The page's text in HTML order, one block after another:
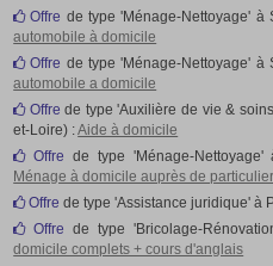
Offre de type 'Ménage-Nettoyage' à
automobile à domicile
Offre de type 'Ménage-Nettoyage' à
automobile a domicile
Offre de type 'Auxilière de vie &
et-Loire) :Aide à domicile
Offre de type 'Ménage-Nettoyage'
Ménage à domicile auprès de
Offre de type 'Assistance juridique' à
Offre de type 'Bricolage-
domicile complets + cours d'anglais